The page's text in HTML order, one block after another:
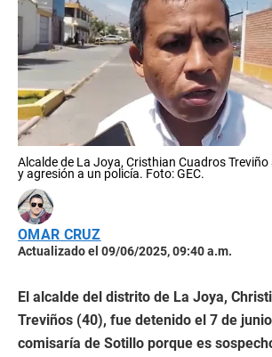
Alcalde de La Joya, Cristhian Cuadros
y agresión a un policía. Foto: GEC.
OMAR CRUZ
Actualizado el 09/06/2025, 09:40 a.m.
El alcalde del distrito de La Joya,
Treviños (40), fue detenido el 7 de
comisaría de Sotillo porque es